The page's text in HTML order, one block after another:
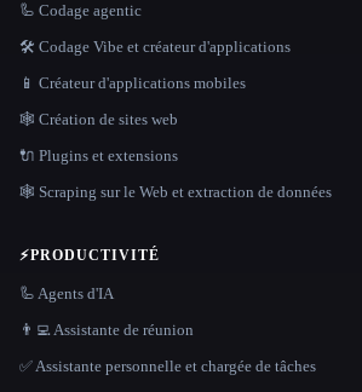
🦾 Codage agentic
🛠️ Codage Vibe et créateur d'applications
📱 Créateur d'applications mobiles
🕸 Création de sites web
🔌 Plugins et extensions
🕸️ Scraping sur le Web et extraction de données
⚡PRODUCTIVITÉ
🦾 Agents d'IA
👨‍💻 Assistante de réunion
✅ Assistante personnelle et chargée de tâches